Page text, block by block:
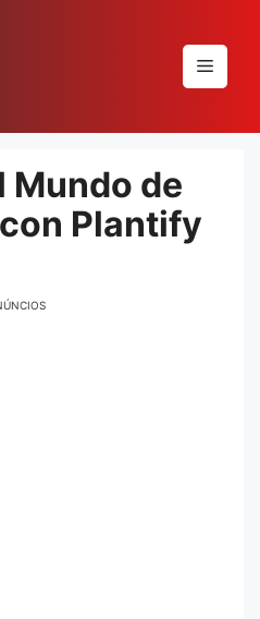
Menu
Mundo de
Plantify